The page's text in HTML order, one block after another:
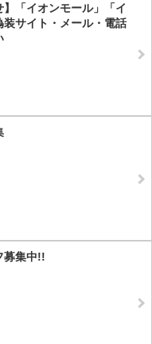
】「イオンモール」「イ
装サイト・メール・電話
募集中!!